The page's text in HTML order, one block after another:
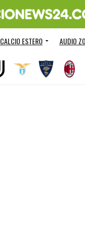
CALCIO ESTERO AUDIO